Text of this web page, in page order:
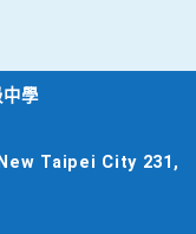
學
Taipei City 231,